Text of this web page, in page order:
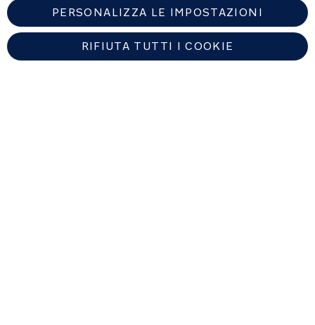
PERSONALIZZA LE IMPOSTAZIONI
RIFIUTA TUTTI I COOKIE